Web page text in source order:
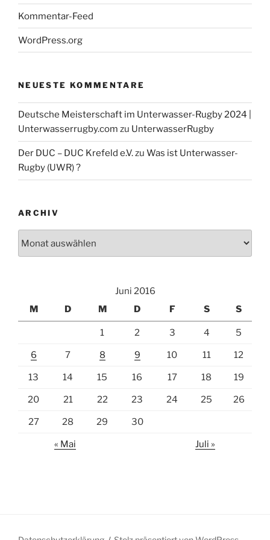
23. / 24.3. Unterwasser-Rugby Euro-League
Schweden
DUC Krefeld Unterwasser-Rugby bei
Facebook
Die Unterwasser-Rugby Abteilung auf Facebook ...
Kommentar-Feed
WordPress.org
NEUESTE KOMMENTARE
Deutsche Meisterschaft im Unterwasser-Rugby 2024 |
Unterwasserrugby.com zu UnterwasserRugby
Der DUC – DUC Krefeld e.V.zu Was ist Unterwasser-
Rugby (UWR) ?
ARCHIV
Juni 2016
M
D M D F S S
1 2 3 4 5
6 7 8 9 10 11 12
13 14 15 16 17 18 19
20 21 22 23 24 25 26
27 28 29 30
« Mai Juli »